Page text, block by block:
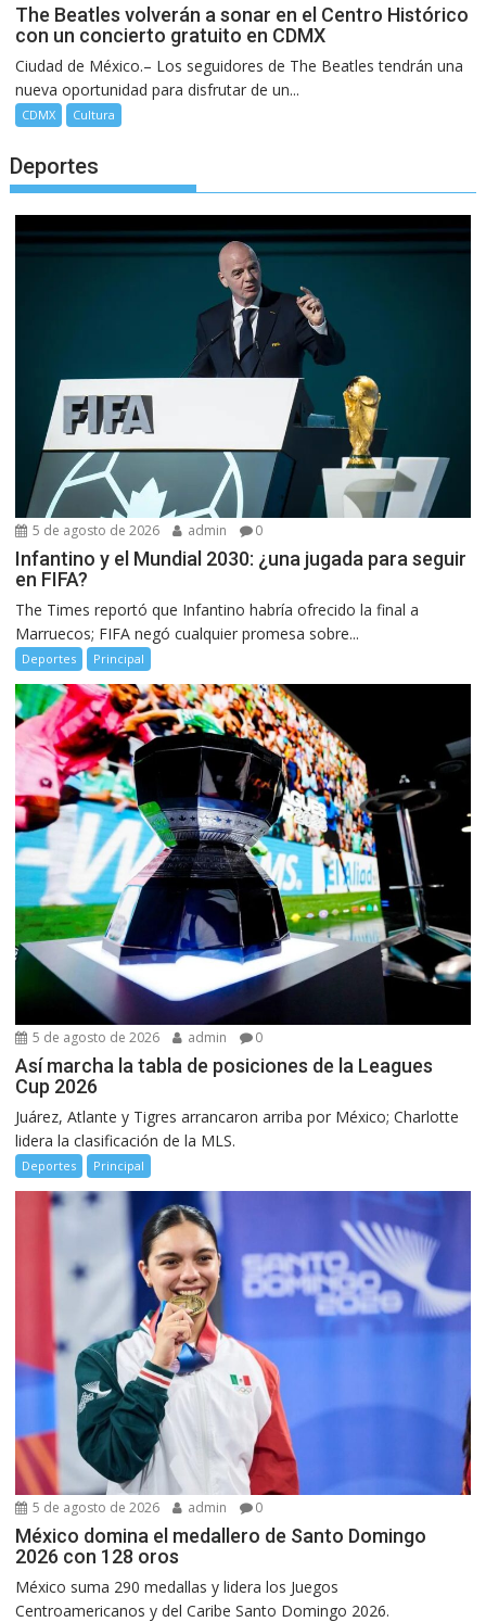
The Beatles volverán a sonar en el Centro Histórico
con un concierto gratuito en CDMX
Ciudad de México.– Los seguidores de The Beatles tendrán una
nueva oportunidad para disfrutar de un...
CDMX Cultura
Deportes
5 de agosto de 2026 admin 0
Infantino y el Mundial 2030: ¿una jugada para seguir
en FIFA?
The Times reportó que Infantino habría ofrecido la final a
Marruecos; FIFA negó cualquier promesa sobre...
Deportes Principal
5 de agosto de 2026 admin 0
Así marcha la tabla de posiciones de la Leagues
Cup 2026
Juárez, Atlante y Tigres arrancaron arriba por México; Charlotte
lidera la clasificación de la MLS.
Deportes Principal
5 de agosto de 2026 admin 0
México domina el medallero de Santo Domingo
2026 con 128 oros
México suma 290 medallas y lidera los Juegos
Centroamericanos y del Caribe Santo Domingo 2026.